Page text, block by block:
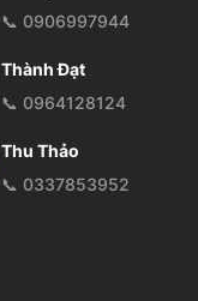
📞 0906997944
Thành Đạt
📞 0964128124
Thu Thảo
📞 0337853952